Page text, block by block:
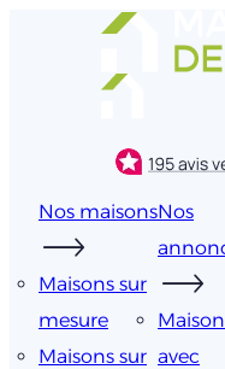
Nos maisons
Maisons sur
mesure
Maisons sur
Nos
avec